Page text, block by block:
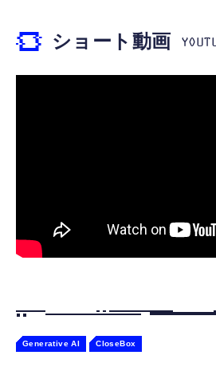
￥999
ジングベース付き ロ
ショート動画
Generative AI CloseBox